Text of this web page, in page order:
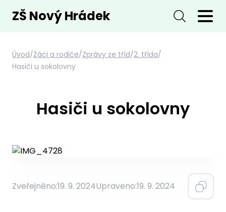
ZŠ Nový Hrádek
Úvod/Žáci a rodiče/Zprávy ze tříd/2. třída/
Hasiči u sokolovny
Hasiči u sokolovny
Zveřejněno:19. 9. 2024Upraveno:19. 9. 2024